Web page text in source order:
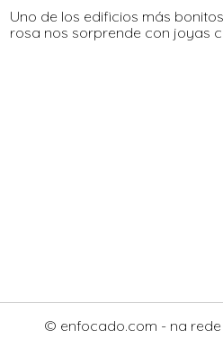
Uno de los edificios más
rosa nos sorprende con joyas
© enfocado.com - na